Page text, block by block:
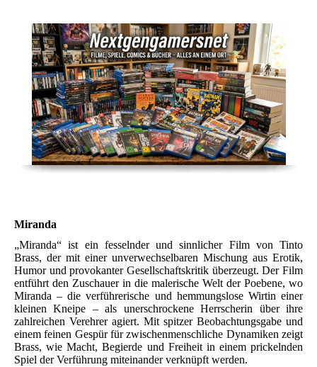
Miranda
„Miranda“ ist ein fesselnder und sinnlicher Film von Tinto
Brass, der mit einer unverwechselbaren Mischung aus Erotik,
Humor und provokanter Gesellschaftskritik überzeugt. Der Film
entführt den Zuschauer in die malerische Welt der Poebene, wo
Miranda – die verführerische und hemmungslose Wirtin einer
kleinen Kneipe – als unerschrockene Herrscherin über ihre
zahlreichen Verehrer agiert. Mit spitzer Beobachtungsgabe und
einem feinen Gespür für zwischenmenschliche Dynamiken zeigt
Brass, wie Macht, Begierde und Freiheit in einem prickelnden
Spiel der Verführung miteinander verknüpft werden.